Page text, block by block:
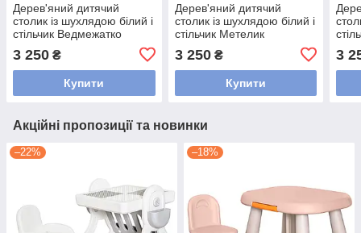
Дерев'яний дитячий
столик із шухлядою білий і
стільчик Ведмежатко
3 250 ₴
Купити
Дерев'яний дитячий
столик із шухлядою білий і
стільчик Метелик
3 250₴
Купити
3
Акційні пропозиції та новинки
–22% –18%